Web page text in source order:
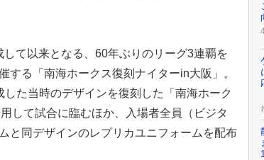
て以来となる、60年ぶりのリーグ3連覇を
する「南海ホークス復刻ナイターin大阪」。
た当時のデザインを復刻した「南海ホーク
して試合に臨むほか、入場者全員（ビジタ
と同デザインのレプリカユニフォームを配布